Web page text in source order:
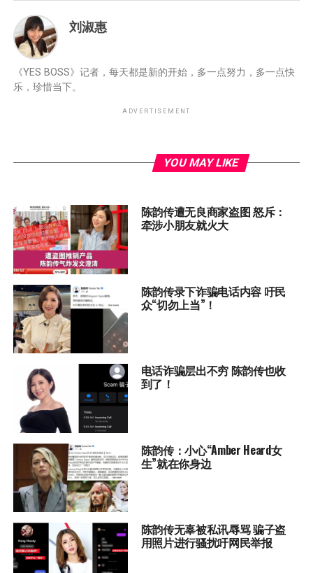
刘淑惠
《YES BOSS》记者，每天都是新的开始，多一点努力，多一点快
乐，珍惜当下。
ADVERTISEMENT
YOU MAY LIKE
陈韵传遭无良商家盗图 怒斥：
牵涉小朋友就火大
陈韵传录下诈骗电话内容 吁民
众“切勿上当”！
电话诈骗层出不穷 陈韵传也收
到了！
陈韵传：小心“Amber Heard女
生”就在你身边
陈韵传无辜被私讯辱骂 骗子盗
用照片进行骚扰吁网民举报